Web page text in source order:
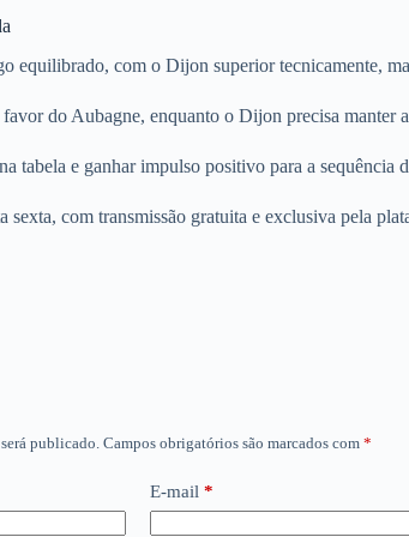
equilibrado, com o Dijon superior tecnicamente,
do Aubagne, enquanto o Dijon precisa manter
tabela e ganhar impulso positivo para a
sexta, com transmissão gratuita e exclusiva pela
publicado. Campos obrigatórios são marcados com *
E-mail *